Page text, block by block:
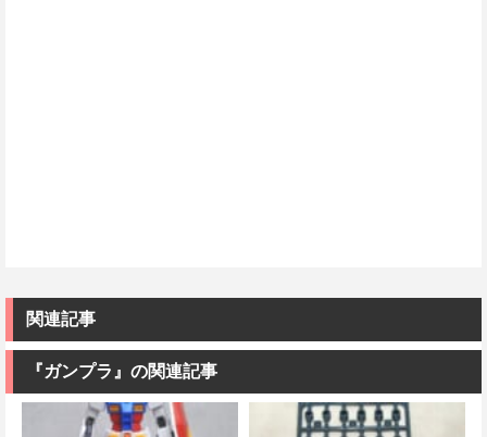
関連記事
『ガンプラ』の関連記事